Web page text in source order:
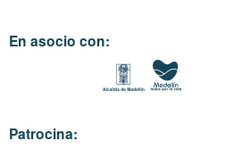
En asocio con:
Patrocina: